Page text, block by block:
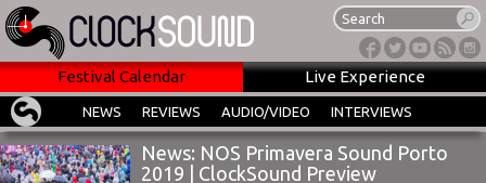
Festival Calendar Live Experience
NEWS REVIEWS AUDIO/VIDEO INTERVIEWS
News: NOS Primavera Sound Porto
2019 | ClockSound Preview